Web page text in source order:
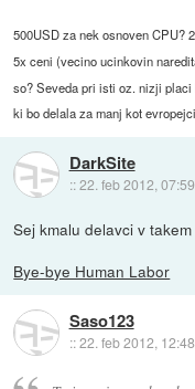
500USD za nek osnoven CPU?
5x ceni (vecino ucinkovin
so? Seveda pri isti oz. nizji
ki bo delala za manj kot
DarkSite
::22. feb 2012, 07:59
Sej kmalu delavci v
Bye-bye Human Labor
Saso123
::22. feb 2012, 12:48